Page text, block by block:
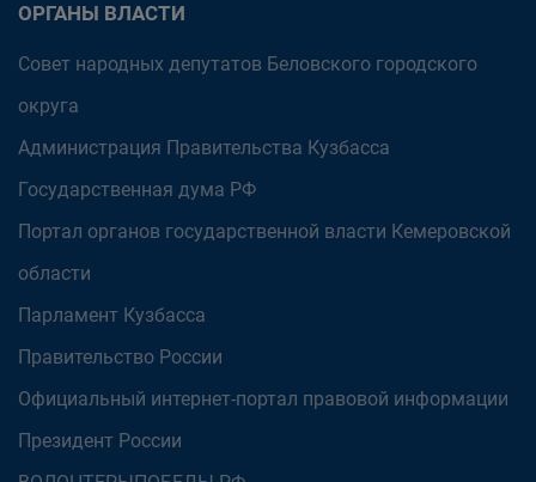
ОРГАНЫ ВЛАСТИ
Совет народных депутатов Беловского городского
округа
Администрация Правительства Кузбасса
Государственная дума РФ
Портал органов государственной власти Кемеровской
области
Парламент Кузбасса
Правительство России
Официальный интернет-портал правовой информации
Президент России